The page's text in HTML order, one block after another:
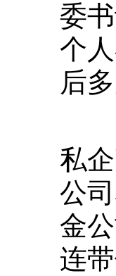
委
个
后
国
私
公
金
连